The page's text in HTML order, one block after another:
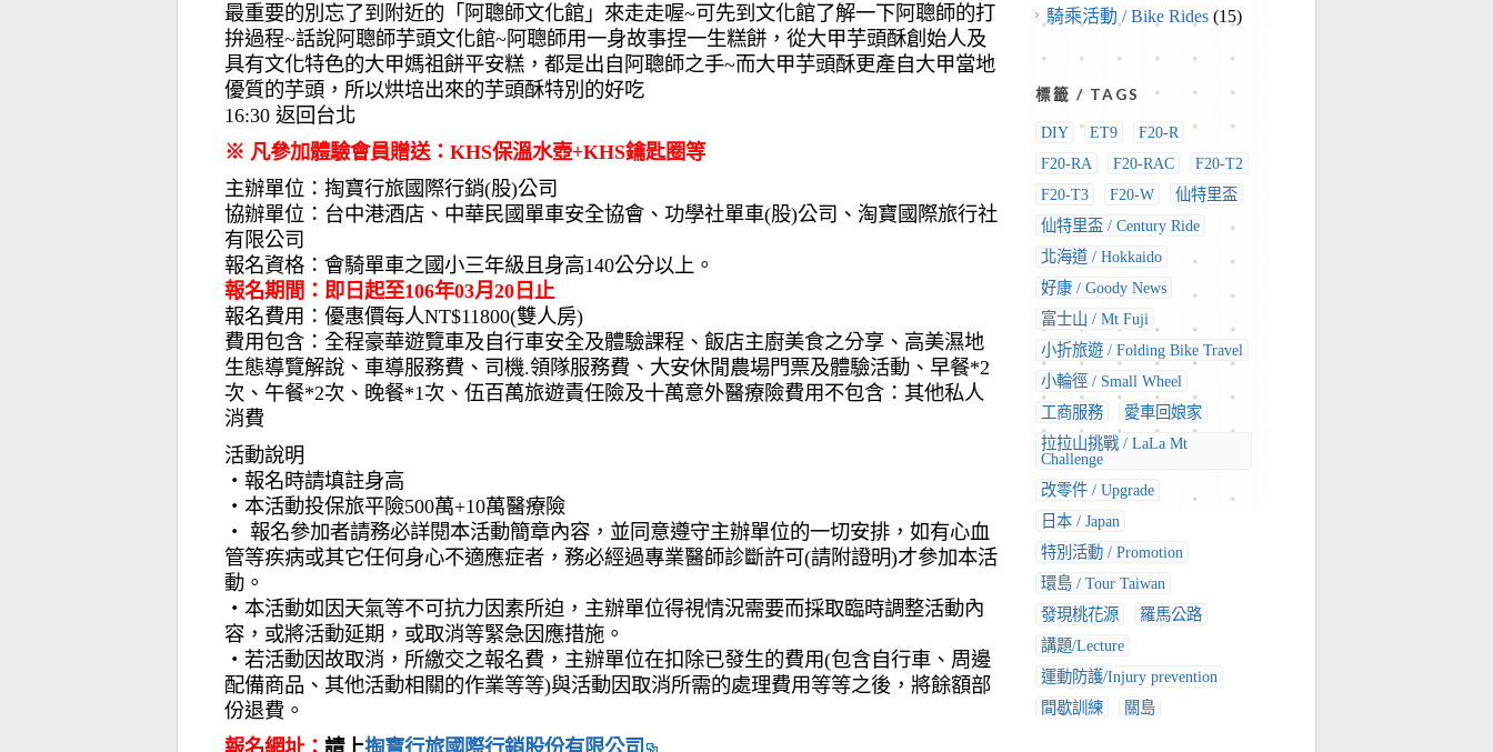
最重要的別忘了到附近的「阿聰師文化館」來走走喔~可先到文化館了解一下阿聰師的打
拚過程~話說阿聰師芋頭文化館~阿聰師用一身故事捏一生糕餅，從大甲芋頭酥創始人及
具有文化特色的大甲媽祖餅平安糕，都是出自阿聰師之手~而大甲芋頭酥更產自大甲當地
優質的芋頭，所以烘培出來的芋頭酥特別的好吃
16:30 返回台北
※ 凡參加體驗會員贈送：KHS保溫水壺+KHS鑰匙圈等
主辦單位：掏寶行旅國際行銷(股)公司
協辦單位：台中港酒店、中華民國單車安全協會、功學社單車(股)公司、淘寶國際旅行社
有限公司
報名資格：會騎單車之國小三年級且身高140公分以上。
報名期間：即日起至106年03月20日止
報名費用：優惠價每人NT$11800(雙人房)
費用包含：全程豪華遊覽車及自行車安全及體驗課程、飯店主廚美食之分享、高美濕地
生態導覽解說、車導服務費、司機.領隊服務費、大安休閒農場門票及體驗活動、早餐*2
次、午餐*2次、晚餐*1次、伍百萬旅遊責任險及十萬意外醫療險費用不包含：其他私人
消費
活動說明
‧報名時請填註身高
‧本活動投保旅平險500萬+10萬醫療險
‧ 報名參加者請務必詳閱本活動簡章內容，並同意遵守主辦單位的一切安排，如有心血
管等疾病或其它任何身心不適應症者，務必經過專業醫師診斷許可(請附證明)才參加本活
動。
‧本活動如因天氣等不可抗力因素所迫，主辦單位得視情況需要而採取臨時調整活動內
容，或將活動延期，或取消等緊急因應措施。
‧若活動因故取消，所繳交之報名費，主辦單位在扣除已發生的費用(包含自行車、周邊
配備商品、其他活動相關的作業等等)與活動因取消所需的處理費用等等之後，將餘額部
份退費。
報名網址： 請上掏寶行旅國際行銷股份有限公司
騎乘活動 / Bike Rides (15)
標籤 / TAGS
DIY ET9
F20-R
F20-RA
F20-RAC
F20-T2
F20-T3
F20-W
仙特里盃
仙特里盃 / Century Ride
北海道 / Hokkaido
好康 / Goody News
富士山 / Mt Fuji
小折旅遊 / Folding Bike Travel
小輪徑 / Small Wheel
工商服務
愛車回娘家
拉拉山挑戰 / LaLa Mt
Challenge
改零件 / Upgrade
日本 / Japan
特別活動 / Promotion
環島 / Tour Taiwan
發現桃花源
羅馬公路
講題/Lecture
運動防護/Injury prevention
間歇訓練
關島